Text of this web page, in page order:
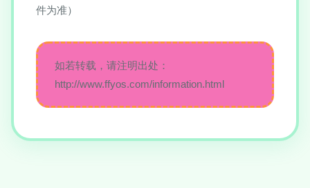
件为准）
如若转载，请注明出处：
http://www.ffyos.com/information.html